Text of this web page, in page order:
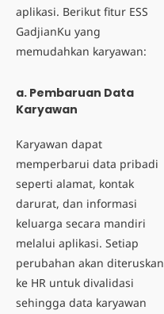
aplikasi. Berikut fitur ESS
GadjianKu yang
memudahkan karyawan:
a. Pembaruan Data
Karyawan
Karyawan dapat
memperbarui data pribadi
seperti alamat, kontak
darurat, dan informasi
keluarga secara mandiri
melalui aplikasi. Setiap
perubahan akan diteruskan
ke HR untuk divalidasi
sehingga data karyawan